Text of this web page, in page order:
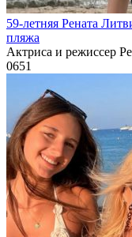
59-летняя Рената
пляжа
Актриса и режиссер
0651